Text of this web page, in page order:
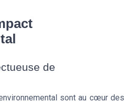
de
sont au cœur des